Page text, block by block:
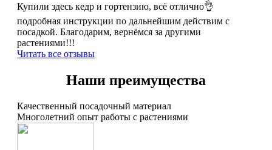
Купили здесь кедр и гортензию, всё отлично👌
подробная инструкции по дальнейшим действим с
посадкой. Благодарим, вернёмся за другими
растениями!!!
Читать все отзывы
Наши преимущества
Качественный посадочный материал
Многолетний опыт работы с растениями